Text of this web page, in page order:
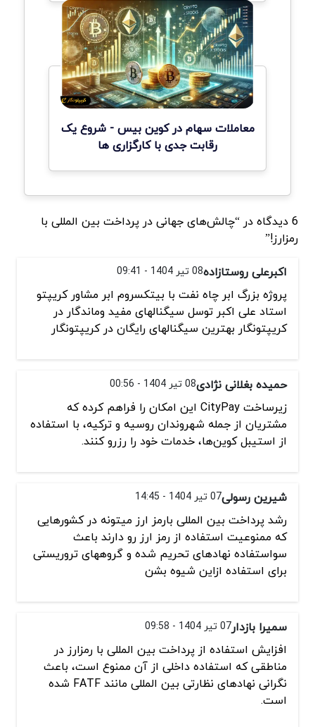
معاملات سهام در کوین بیس - شروع یک
رقابت جدی با کارگزاری ها
6 دیدگاه در “چالش‌های جهانی در پرداخت بین المللی با
رمزارز!”
اکبرعلی روستازاده08 تیر 1404 - 09:41
پروژه بزرگ ابر چاه نفت با بیتکسروم ابر مشاور کریپتو
استاد علی اکبر توسل سیگنالهای مفید وماندگار در
کریپتونگار بهترین سیگنالهای رایگان در کریپتونگار
حمیده بغلانی نژادی08 تیر 1404 - 00:56
زیرساخت CityPay این امکان را فراهم کرده که
مشتریان از جمله شهروندان روسیه و ترکیه، با استفاده
از استیبل کوین‌ها، خدمات خود را رزرو کنند.
شیرین رسولی07 تیر 1404 - 14:45
رشد پرداخت بین المللی بارمز ارز میتونه در کشورهایی
که ممنوعیت استفاده از رمز ارز رو دارند باعث
سواستفاده نهادهای تحریم شده و گروههای تروریستی
برای استفاده ازاین شیوه بشن
سمیرا بازدار07 تیر 1404 - 09:58
افزایش استفاده از پرداخت بین المللی با رمزارز در
مناطقی که استفاده داخلی از آن ممنوع است، باعث
نگرانی نهادهای نظارتی بین المللی مانند FATF شده
است.